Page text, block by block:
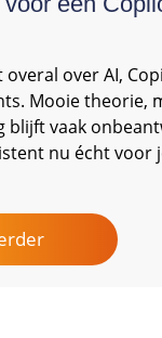
overal over AI,
Mooie theorie,
blijft vaak
nu écht voor